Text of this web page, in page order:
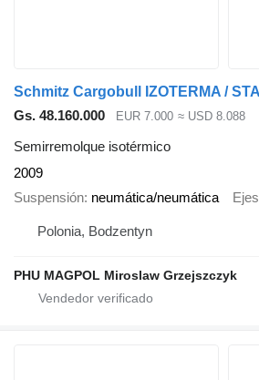
Gs. 48.160.000 EUR 7.000 ≈ USD 8.088
Semirremolque isotérmico
2009
Suspensión neumática/neumática Ejes
Polonia, Bodzentyn
PHU MAGPOL Miroslaw Grzejszczyk